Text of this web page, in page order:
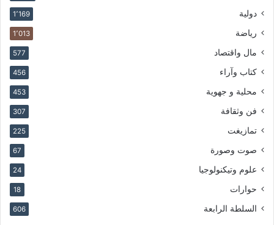
دولية 1٬169
رياضة 1٬013
مال واقتصاد 577
كتاب وآراء 456
محلية و جهوية 453
فن وثقافة 307
تمازيغت 225
صوت وصورة 67
علوم وتيكنولوجيا 24
حوارات 18
السلطة الرابعة 606